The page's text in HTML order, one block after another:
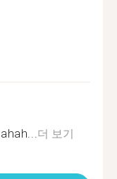
더 보기